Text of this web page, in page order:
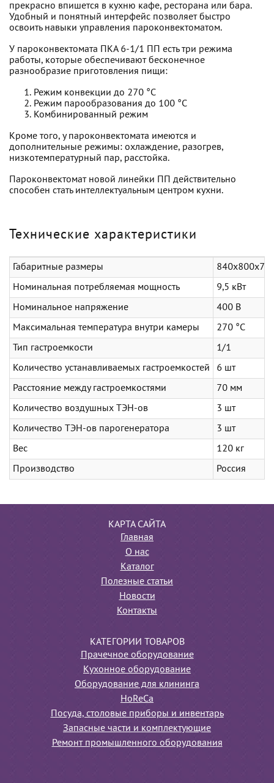
прекрасно впишется в кухню кафе, ресторана или бара.
Удобный и понятный интерфейс позволяет быстро
освоить навыки управления пароконвектоматом.
У пароконвектомата ПКА 6-1/1 ПП есть три режима
работы, которые обеспечивают бесконечное
разнообразие приготовления пищи:
Режим конвекции до 270 °С
Режим парообразования до 100 °С
Комбинированный режим
Кроме того, у пароконвектомата имеются и
дополнительные режимы: охлаждение, разогрев,
низкотемпературный пар, расстойка.
Пароконвектомат новой линейки ПП действительно
способен стать интеллектуальным центром кухни.
Технические характеристики
Габаритные размеры
Номинальная потребляемая мощность 9,5 кВт
Номинальное напряжение 400 В
Максимальная температура внутри камеры 270 °C
Тип гастроемкости 1/1
Количество устанавливаемых гастроемкостей 6 шт
Расстояние между гастроемкостями 70 мм
Количество воздушных ТЭН-ов 3 шт
Количество ТЭН-ов парогенератора 3 шт
Вес 120 кг
Производство Россия
КАРТА САЙТА
Главная
О нас
Каталог
Полезные статьи
Новости
Контакты
КАТЕГОРИИ ТОВАРОВ
Прачечное оборудование
Кухонное оборудование
Оборудование для клининга
HoReCa
Посуда, столовые приборы и инвентарь
Запасные части и комплектующие
Ремонт промышленного оборудования